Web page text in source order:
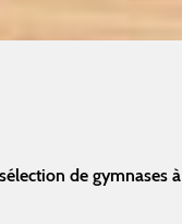
de gymnases à